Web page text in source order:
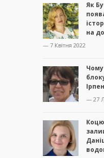
Як
на
— 7 Квітня 2022
— 27